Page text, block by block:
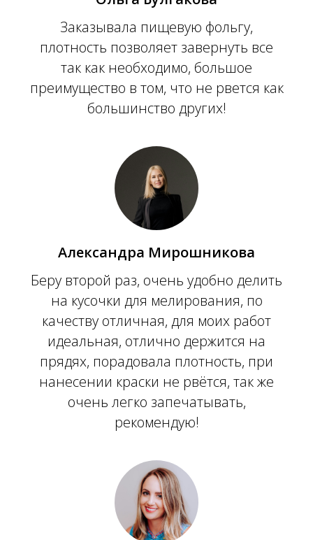
Заказывала пищевую фольгу,
плотность позволяет завернуть все
так как необходимо, большое
преимущество в том, что не рвется как
большинство других!
Александра Мирошникова
Беру второй раз, очень удобно делить
на кусочки для мелирования, по
качеству отличная, для моих работ
идеальная, отлично держится на
прядях, порадовала плотность, при
нанесении краски не рвётся, так же
очень легко запечатывать,
рекомендую!